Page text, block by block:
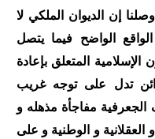
إن الديوان الملكي لا
الواضح فيما يتصل
المتعلق بإعادة
تدل على توجه غريب
الجعرفية مفاجأة مذهله و
العقلانية و الوطنية و على